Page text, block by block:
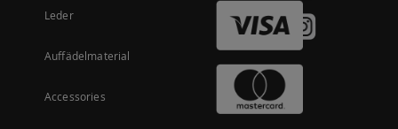
Leder
Auffädelmaterial
Accessories